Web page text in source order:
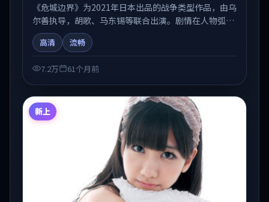
《危城边界》为2021年日本出品的战争类型作品，由乌
尔善执导，胡歌、马东锡等联合出演。剧情在人物弧光
与节奏推进中展开，兼具叙事张力与视听质感。可与站
内国产剧、电影、综艺片单交叉检索，便于「国产在线
高清 流畅
7.2万 61个月前
新上